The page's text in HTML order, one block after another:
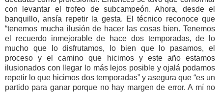
con levantar el trofeo de subcampeón. Ahora, desde el
banquillo, ansía repetir la gesta. El técnico reconoce que
“tenemos mucha ilusión de hacer las cosas bien. Tenemos
el recuerdo inmejorable de hace dos temporadas, de lo
mucho que lo disfrutamos, lo bien que lo pasamos, el
proceso y el camino que hicimos y este año estamos
ilusionados con llegar lo más lejos posible y ojalá podamos
repetir lo que hicimos dos temporadas” y asegura que “es un
partido para ganar porque no hay margen de error. A mí no